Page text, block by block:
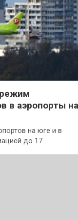
в аэропорты
на юге и в
до 17…